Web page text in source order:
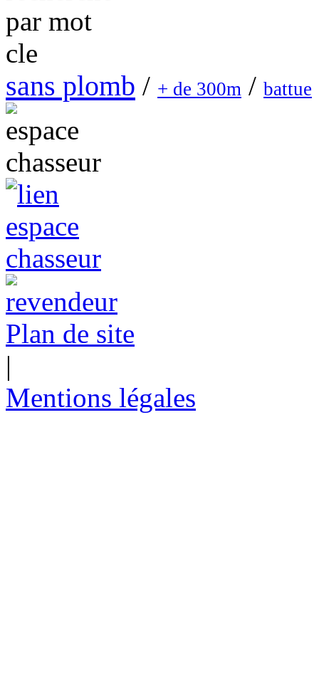
sans plomb / + de 300m / battue
Plan de site
|
Mentions légales